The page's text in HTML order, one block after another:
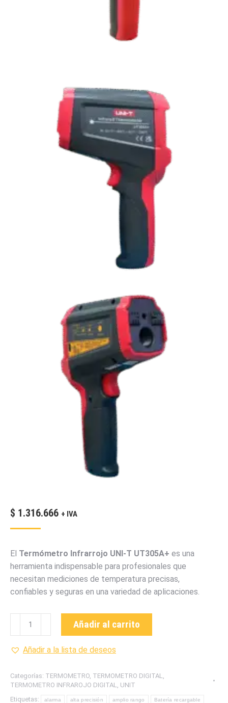
$ 1.316.666 + IVA
El Termómetro Infrarrojo UNI-T UT305A+ es una
herramienta indispensable para profesionales que
necesitan mediciones de temperatura precisas,
confiables y seguras en una variedad de aplicaciones.
UT305A+
INFRAROJO
T
cantidad
Añadir al carrito
Añadir a la lista de deseos
Categorías: TERMOMETRO TERMOMETRO DIGITAL
TERMOMETRO INFRAROJO DIGITAL
UNIT
Etiquetas:
alarma alta precisión amplio rango Batería recargable